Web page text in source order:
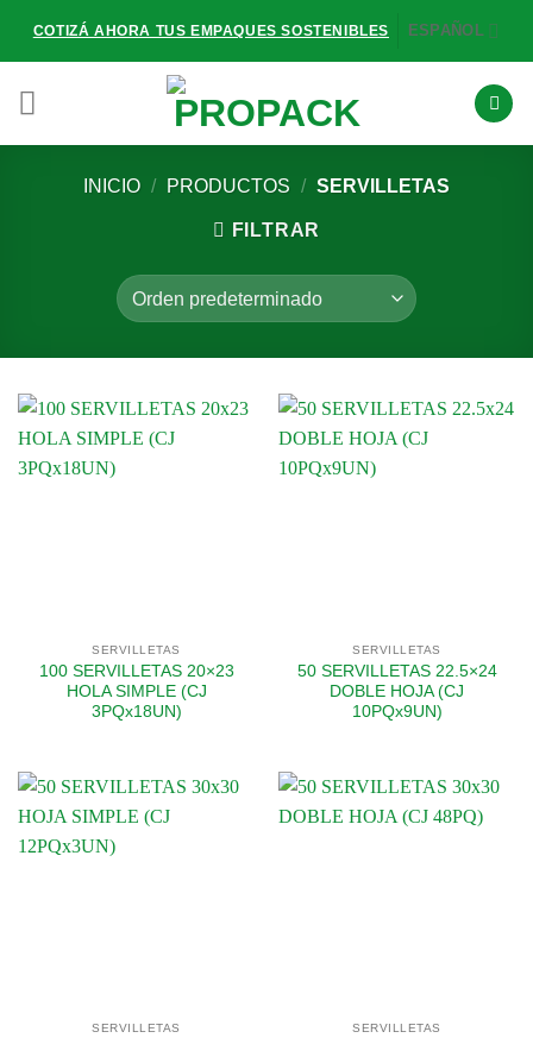
COTIZÁ AHORA TUS EMPAQUES SOSTENIBLES ESPAÑOL
INICIO / PRODUCTOS / SERVILLETAS
FILTRAR
SERVILLETAS
100 SERVILLETAS 20×23
HOLA SIMPLE (CJ
3PQx18UN)
SERVILLETAS
50 SERVILLETAS 22.5×24
DOBLE HOJA (CJ
10PQx9UN)
SERVILLETAS SERVILLETAS